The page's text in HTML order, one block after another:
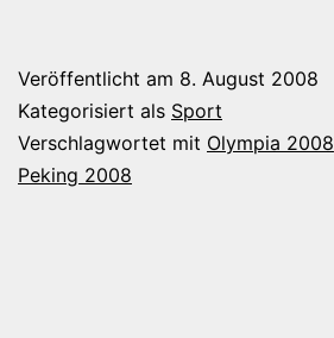
Spiele
Veröffentlicht am 8. August 2008
Kategorisiert als Sport
Verschlagwortet mit Olympia 2008
Peking 2008